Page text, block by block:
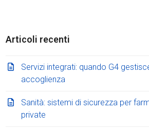
Articoli recenti
Servizi integrati: quando G4
accoglienza
Sanità: sistemi di sicurezza per
private